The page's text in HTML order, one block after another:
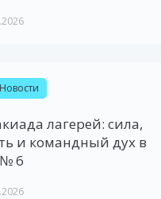
лагерей: сила,
и командный дух в
6